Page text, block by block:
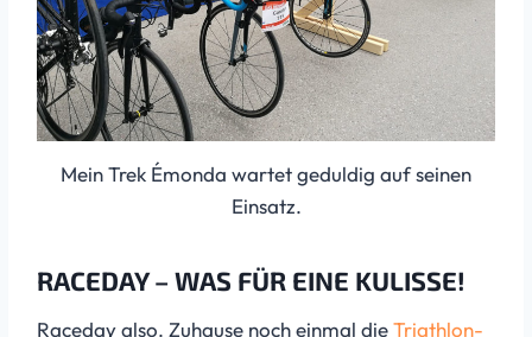
Mein Trek Émonda wartet geduldig auf seinen
Einsatz.
RACEDAY – WAS FÜR EINE KULISSE!
Raceday also. Zuhause noch einmal dieTriathlon-